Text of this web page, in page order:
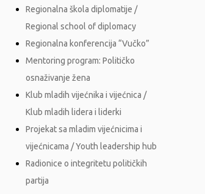
Regionalna škola diplomatije /
Regional school of diplomacy
Regionalna konferencija “Vučko”
Mentoring program: Političko
osnaživanje žena
Klub mladih vijećnika i vijećnica /
Klub mladih lidera i liderki
Projekat sa mladim vijećnicima i
vijećnicama / Youth leadership hub
Radionice o integritetu političkih
partija